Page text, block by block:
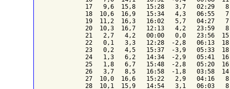
17   9,6  15,8   15:28   3,7   02:29
18  10,6  16,9   15:34   4,3   06:55
19  11,2  16,3   16:02   5,7   04:27
20  10,3  16,7   12:13   4,2   23:59
21   2,7   4,2   00:00   0,0   23:56
22   0,1   3,3   12:28  -2,8   06:13
23   0,2   4,5   15:37  -3,9   05:33
24   1,3   6,2   14:34  -2,9   05:41
25   1,8   6,7   15:48  -2,8   05:20
26   3,7   8,5   16:58  -1,8   03:58
27  10,0  16,6   15:22   2,9   04:16
28  10,1  15,9   14:54   3,1   06:03